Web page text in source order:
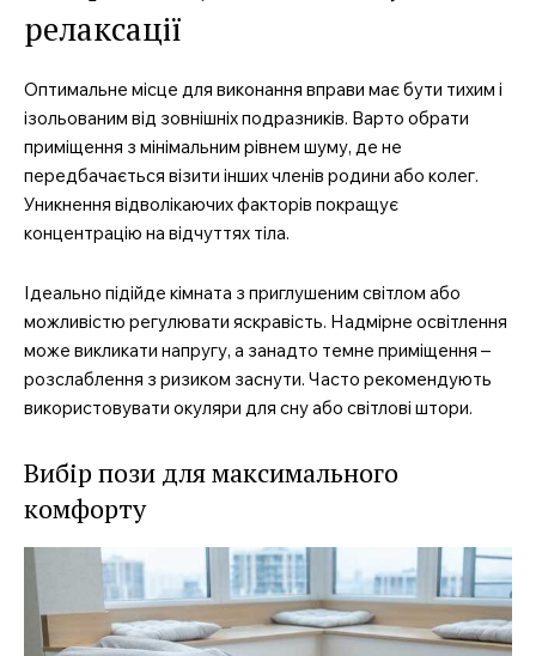
релаксації
Оптимальне місце для виконання вправи має бути тихим і
ізольованим від зовнішніх подразників. Варто обрати
приміщення з мінімальним рівнем шуму, де не
передбачається візити інших членів родини або колег.
Уникнення відволікаючих факторів покращує
концентрацію на відчуттях тіла.
Ідеально підійде кімната з приглушеним світлом або
можливістю регулювати яскравість. Надмірне освітлення
може викликати напругу, а занадто темне приміщення –
розслаблення з ризиком заснути. Часто рекомендують
використовувати окуляри для сну або світлові штори.
Вибір пози для максимального
комфорту